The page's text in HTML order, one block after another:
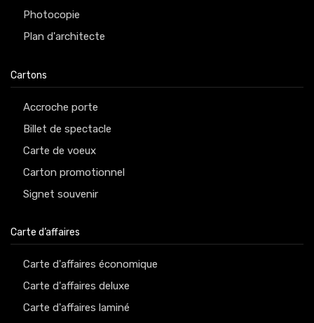
Photocopie
Plan d'architecte
Cartons
Accroche porte
Billet de spectacle
Carte de voeux
Carton promotionnel
Signet souvenir
Carte d’affaires
Carte d'affaires économique
Carte d'affaires deluxe
Carte d'affaires laminé